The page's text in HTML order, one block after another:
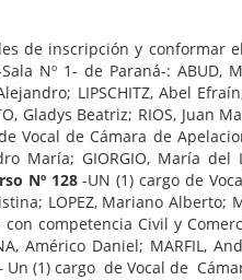
de inscripción y conformar
Nº 1- de Paraná-: ABUD,
LIPSCHITZ, Abel
Gladys Beatriz; RIOS, Juan
Vocal de Cámara de
María; GIORGIO, María del
Nº 128-UN (1) cargo de
LOPEZ, Mariano Alberto;
competencia Civil y
Américo Daniel; MARFIL,
Un (1) cargo de Vocal de